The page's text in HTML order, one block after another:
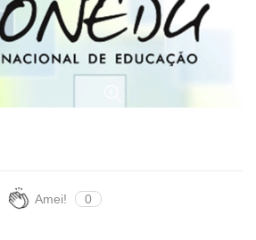
Amei! 0